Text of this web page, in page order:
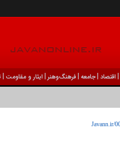
| اقتصاد |جامعه |فرهنگ‌و‌هنر | ایثار و مقاومت |